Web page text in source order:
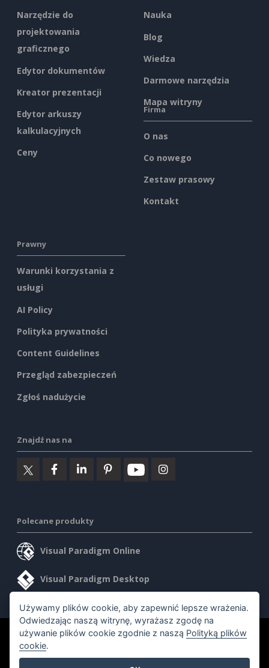
Narzędzie do
projektowania
graficznego
Edytor dokumentów
Kreator prezentacji
Edytor arkuszy
kalkulacyjnych
Ceny
Nauka
Blog
Wiedza
Darmowe narzędzia
Mapa witryny
Firma
O nas
Co nowego
Zestaw prasowy
Kontakt
Prawny
Warunki korzystania z
usługi
AI Policy
Polityka prywatności
Content Guidelines
Przegląd zabezpieczeń
Zgłoś nadużycie
Znajdź nas na
Polecane produkty
Visual Paradigm Online
Visual Paradigm Desktop
©2026 by Visual Paradigm. Wszelkie prawa zastrzeżone.
Używamy plików cookie, aby zapewnić lepsze wrażenia.
Odwiedzając naszą witrynę, wyrażasz zgodę na
używanie plików cookie zgodnie z naszą Polityką plików
cookie.